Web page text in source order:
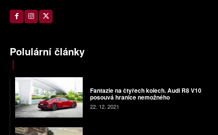
Polulární články
Fantazie na čtyřech kolech. Audi R8 V10
posouvá hranice nemožného
22. 12. 2021